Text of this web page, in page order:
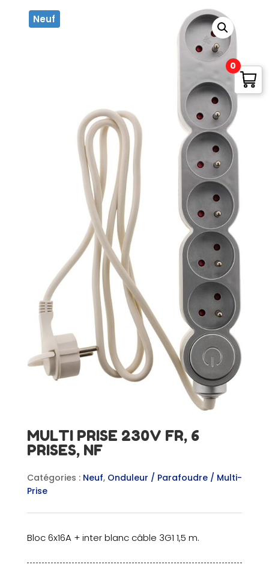
Neuf
MULTI PRISE 230V FR, 6
PRISES, NF
Catégories : Neuf, Onduleur / Parafoudre / Multi-
Prise
Bloc 6x16A + inter blanc câble 3G1 1,5 m.
0